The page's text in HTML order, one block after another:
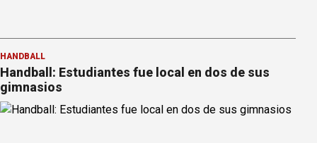
HANDBALL
Handball: Estudiantes fue local en dos de sus
gimnasios